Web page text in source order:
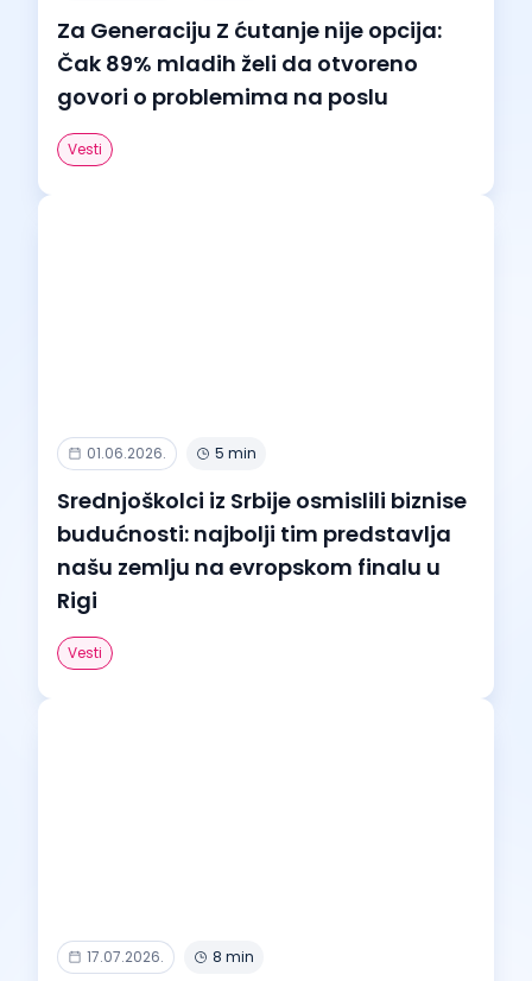
Za Generaciju Z ćutanje nije opcija:
Čak 89% mladih želi da otvoreno
govori o problemima na poslu
Vesti
01.06.2026. 5 min
Srednjoškolci iz Srbije osmislili biznise
budućnosti: najbolji tim predstavlja
našu zemlju na evropskom finalu u
Rigi
Vesti
17.07.2026. 8 min